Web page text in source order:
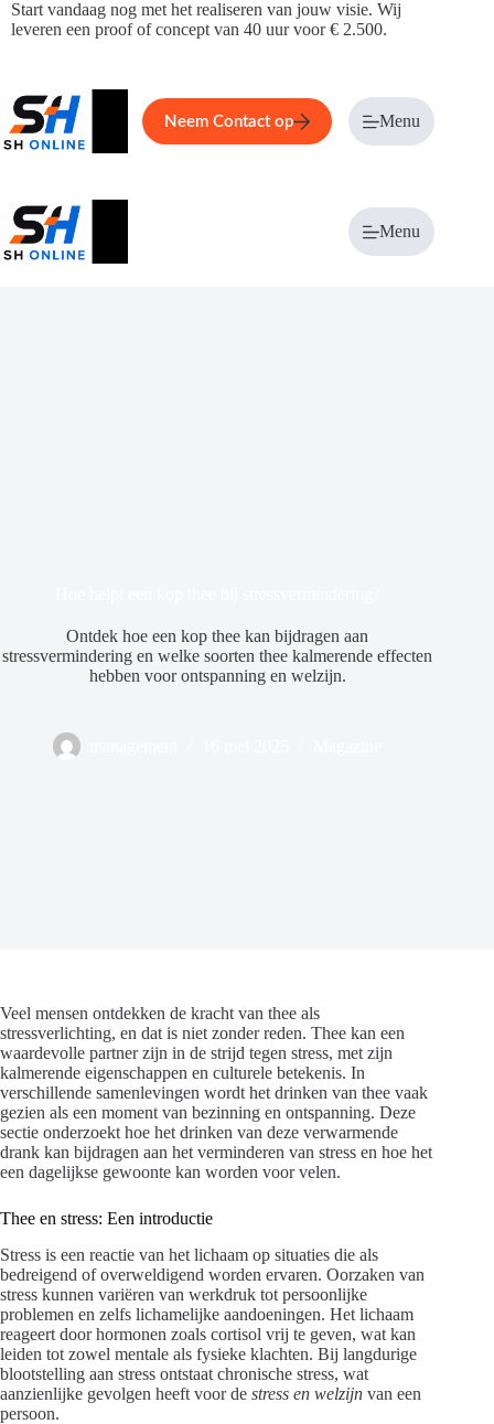
Ga
naar
Start vandaag nog met het realiseren van jouw visie. Wij
leveren een proof of concept van 40 uur voor € 2.500.
Home Service Over ons
Neem Contact op Menu
Menu
Ontdek hoe een kop thee kan bijdragen aan
stressvermindering en welke soorten thee kalmerende effecten
hebben voor ontspanning en welzijn.
Veel mensen ontdekken de kracht van thee als
stressverlichting, en dat is niet zonder reden. Thee kan een
waardevolle partner zijn in de strijd tegen stress, met zijn
kalmerende eigenschappen en culturele betekenis. In
verschillende samenlevingen wordt het drinken van thee vaak
gezien als een moment van bezinning en ontspanning. Deze
sectie onderzoekt hoe het drinken van deze verwarmende
drank kan bijdragen aan het verminderen van stress en hoe het
een dagelijkse gewoonte kan worden voor velen.
Thee en stress: Een introductie
Stress is een reactie van het lichaam op situaties die als
bedreigend of overweldigend worden ervaren. Oorzaken van
stress kunnen variëren van werkdruk tot persoonlijke
problemen en zelfs lichamelijke aandoeningen. Het lichaam
reageert door hormonen zoals cortisol vrij te geven, wat kan
leiden tot zowel mentale als fysieke klachten. Bij langdurige
blootstelling aan stress ontstaat chronische stress, wat
aanzienlijke gevolgen heeft voor de stress en welzijn van een
persoon.